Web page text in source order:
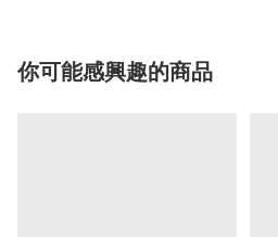
你可能感興趣的商品